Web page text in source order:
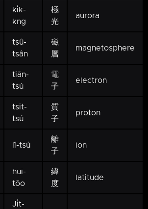
ki̍k-
kng
極
光
aurora
tsû-
tsân
磁
層
magnetosphere
tiān-
tsú
電
子
electron
tsit-
tsú
質
子
proton
lî-tsú
離
子
ion
huī-
tōo
緯
度
latitude
Ji̍t-